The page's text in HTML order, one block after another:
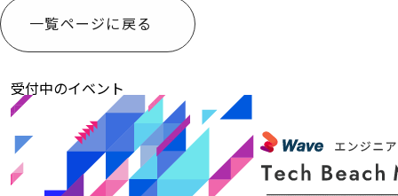
一覧ページに戻る
受付中のイベント